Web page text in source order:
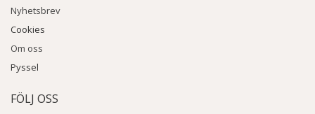
Nyhetsbrev
Cookies
Om oss
Pyssel
FÖLJ OSS